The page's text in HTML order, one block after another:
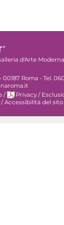
d'Arte Moderna
Roma - Tel.
/ Privacy /
/Accessibilità del